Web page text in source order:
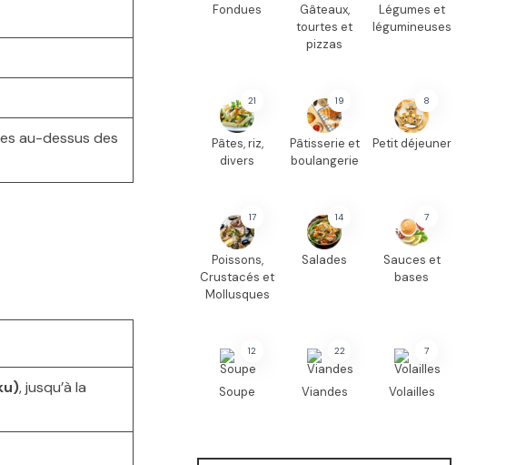
au-dessus des
, jusqu’à la
Fondues
Gâteaux,
tourtes et
pizzas
Légumes et
légumineuses
21
Pâtes, riz,
divers
19
Pâtisserie et
boulangerie
8
Petit déjeuner
17
Poissons,
Crustacés et
Mollusques
14
Salades
7
Sauces et
bases
12
Soupe
22
Viandes
7
Volailles